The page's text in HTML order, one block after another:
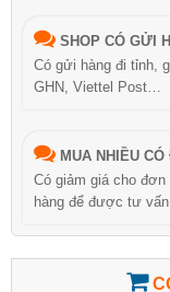
SHOP CÓ GỬI
Có gửi hàng đi tỉnh,
GHN, Viettel Post…
MUA NHIỀU
Có giảm giá cho
hàng để được tư